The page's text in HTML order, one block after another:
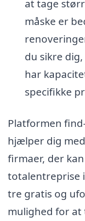
at tage
måske er
du sikre
har
specifikke
Platformen
hjælper dig
firmaer, der
totalentreprise
tre gratis og
mulighed for